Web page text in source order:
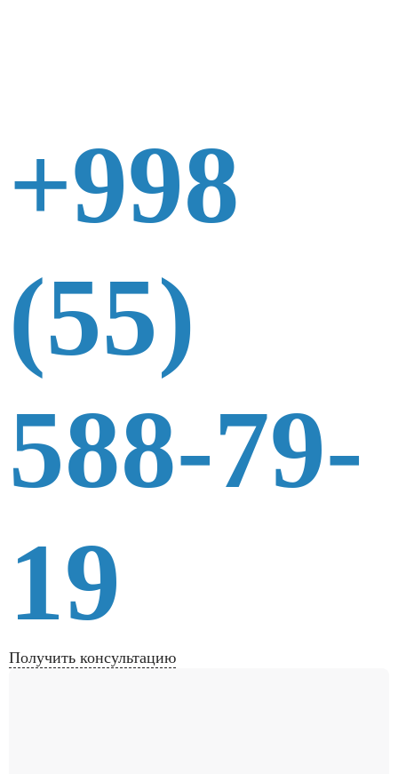
+998
(55)
588-79-
19
Получить консультацию